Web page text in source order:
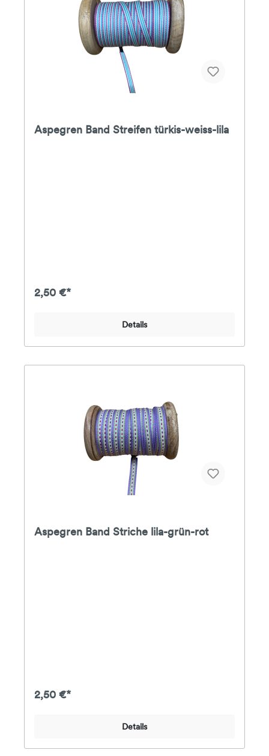
Aspegren Band Streifen türkis-weiss-lila
2,50 €*
Details
Aspegren Band Striche lila-grün-rot
2,50 €*
Details